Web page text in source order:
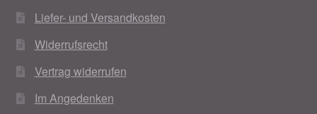
Liefer- und Versandkosten
Widerrufsrecht
Vertrag widerrufen
Im Angedenken